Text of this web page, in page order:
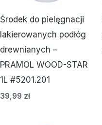
Środek do pielęgnacji
lakierowanych podłóg
drewnianych –
PRAMOL WOOD-STAR
1L #5201.201
39,99 zł